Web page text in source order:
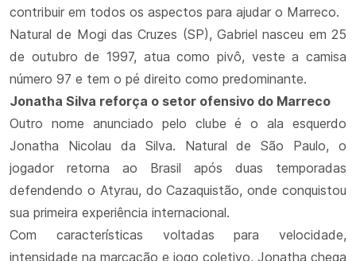
contribuir em todos os aspectos para ajudar o Marreco.
Natural de Mogi das Cruzes (SP), Gabriel nasceu em 25
de outubro de 1997, atua como pivô, veste a camisa
número 97 e tem o pé direito como predominante.
Jonatha Silva reforça o setor ofensivo do Marreco
Outro nome anunciado pelo clube é o ala esquerdo
Jonatha Nicolau da Silva. Natural de São Paulo, o
jogador retorna ao Brasil após duas temporadas
defendendo o Atyrau, do Cazaquistão, onde conquistou
sua primeira experiência internacional.
Com características voltadas para velocidade,
intensidade na marcação e jogo coletivo, Jonatha chega